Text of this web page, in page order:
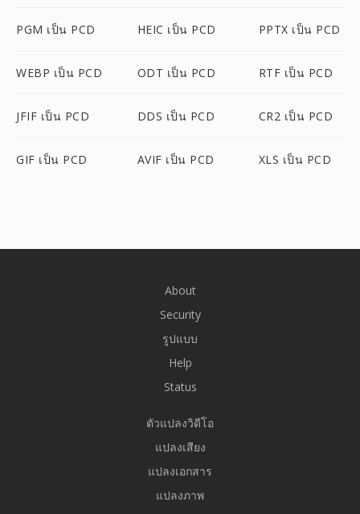
PGM เป็น PCD HEIC เป็น PCD PPTX เป็น PCD
WEBP เป็น PCD ODT เป็น PCD RTF เป็น PCD
JFIF เป็น PCD DDS เป็น PCD CR2 เป็น PCD
GIF เป็น PCD AVIF เป็น PCD XLS เป็น PCD
About
Security
รูปแบบ
Help
Status
ตัวแปลงวิดีโอ
แปลงเสียง
แปลงเอกสาร
แปลงภาพ